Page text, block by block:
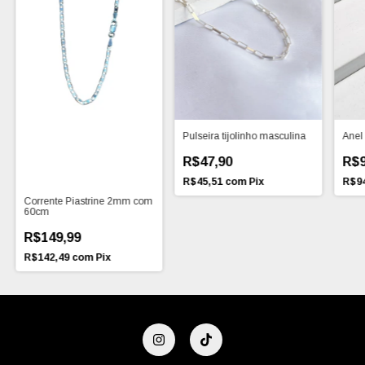
Corrente Piastrine 2mm com
60cm
R$149,99
R$142,49 com Pix
Pulseira tijolinho masculina
R$47,90
R$45,51 com Pix
Anel